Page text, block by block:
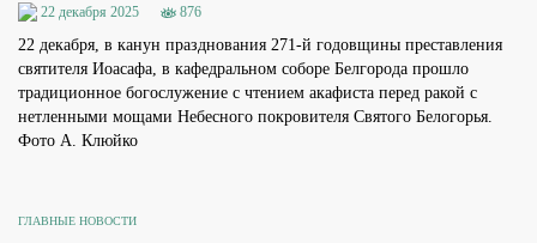
22 декабря 2025 876
22 декабря, в канун празднования 271-й годовщины преставления
святителя Иоасафа, в кафедральном соборе Белгорода прошло
традиционное богослужение с чтением акафиста перед ракой с
нетленными мощами Небесного покровителя Святого Белогорья.
Фото А. Клюйко
ГЛАВНЫЕ НОВОСТИ